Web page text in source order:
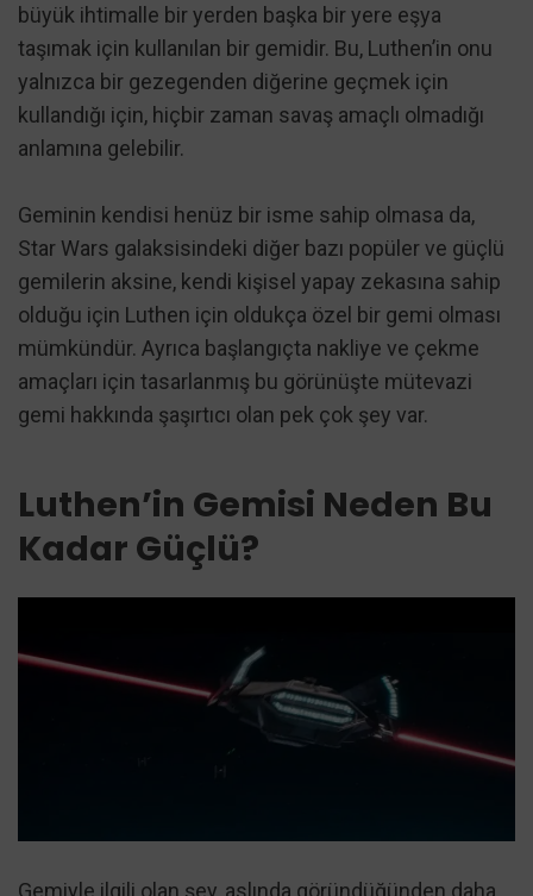
büyük ihtimalle bir yerden başka bir yere eşya
taşımak için kullanılan bir gemidir. Bu, Luthen’in onu
yalnızca bir gezegenden diğerine geçmek için
kullandığı için, hiçbir zaman savaş amaçlı olmadığı
anlamına gelebilir.
Geminin kendisi henüz bir isme sahip olmasa da,
Star Wars galaksisindeki diğer bazı popüler ve güçlü
gemilerin aksine, kendi kişisel yapay zekasına sahip
olduğu için Luthen için oldukça özel bir gemi olması
mümkündür. Ayrıca başlangıçta nakliye ve çekme
amaçları için tasarlanmış bu görünüşte mütevazi
gemi hakkında şaşırtıcı olan pek çok şey var.
Luthen’in Gemisi Neden Bu
Kadar Güçlü?
Gemiyle ilgili olan şey, aslında göründüğünden daha